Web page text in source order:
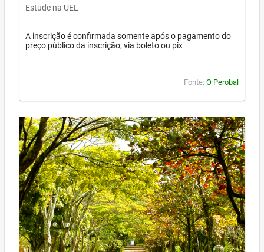
Estude na UEL
A inscrição é confirmada somente após o pagamento do
preço público da inscrição, via boleto ou pix
Fonte: O Perobal